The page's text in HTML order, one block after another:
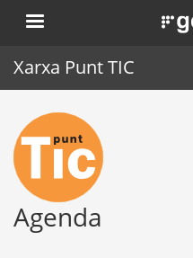
.
Xarxa Punt TIC
Inici
Punt TIC
Actualitat
Agenda